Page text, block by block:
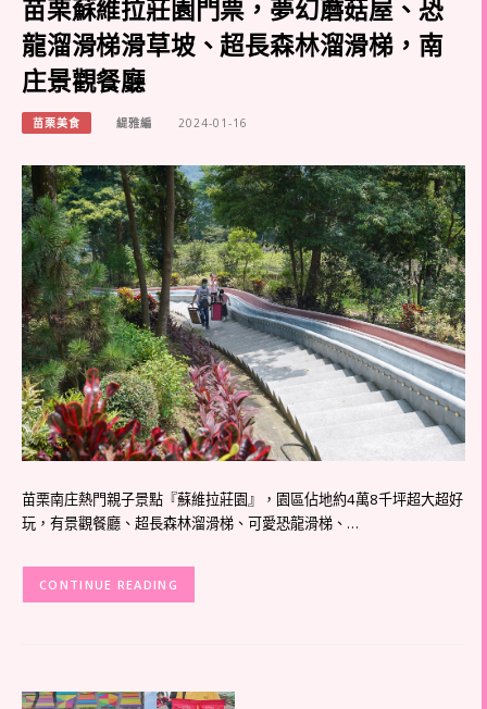
苗栗蘇維拉莊園門票，夢幻蘑菇屋、恐
龍溜滑梯滑草坡、超長森林溜滑梯，南
庄景觀餐廳
苗栗美食 緹雅編 2024-01-16
苗栗南庄熱門親子景點『蘇維拉莊園』，園區佔地約4萬8千坪超大超好
玩，有景觀餐廳、超長森林溜滑梯、可愛恐龍滑梯、…
CONTINUE READING